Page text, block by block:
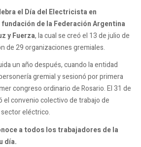
el Día del Electricista en
de la Federación Argentina
y Fuerza, la cual se creó el 13 de julio de
de 29 organizaciones gremiales.
un año después, cuando la entidad
gremial y sesionó por primera
congreso ordinario de Rosario. El 31 de
el convenio colectivo de trabajo de
eléctrico.
a todos los trabajadores de la
día.